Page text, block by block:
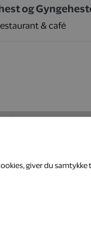
og
& café
giver du samtykke